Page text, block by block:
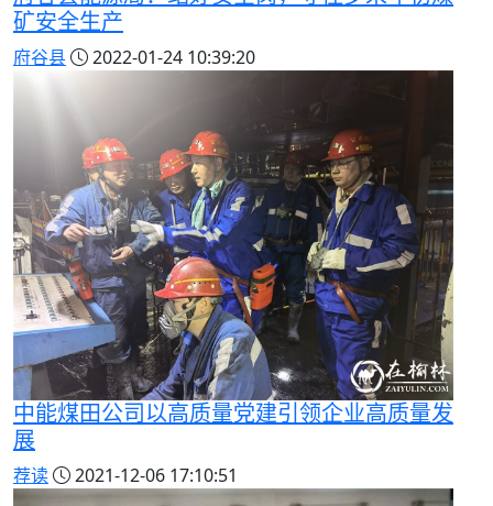
矿安全生产
府谷县 2022-01-24 10:39:20
中能煤田公司以高质量党建引领企业高质量发
展
荐读 2021-12-06 17:10:51